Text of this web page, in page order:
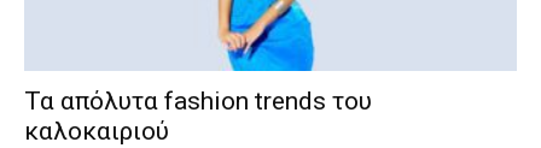
Τα απόλυτα fashion trends του
καλοκαιριού